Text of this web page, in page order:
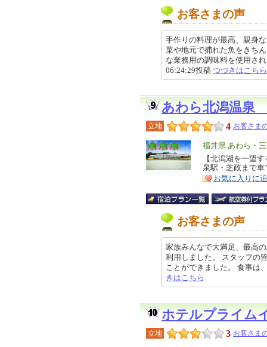
お客さまの声
手作りの料理が最高、親身
菜や地元で捕れた魚をきち
な業務用の調味料を使用さ
06:24:29投稿 つづきはこちら
あわら北潟温
立地 4 お客さま
エ
リ
ア
福井県 あわら・
特
徴
【北潟湖を一望
泉駅・芝政まで
お気に入りに
お客さまの声
家族みんなで大満足、最高
利用しました。 スタッフの
ことができました。 食事
きはこちら
ホテルプライム
立地 3 お客さま